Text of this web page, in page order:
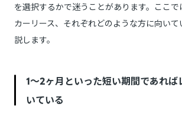
を選択するかで迷うことがあります。ここで
カーリース、それぞれどのような方に向い
説します。
1～2ヶ月といった短い期間であれば
いている